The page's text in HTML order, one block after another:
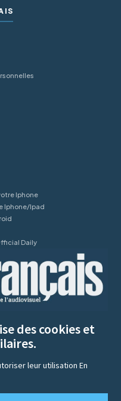
Iphone
Iphone/Ipad
Daily
des cookies et
leur utilisationEn